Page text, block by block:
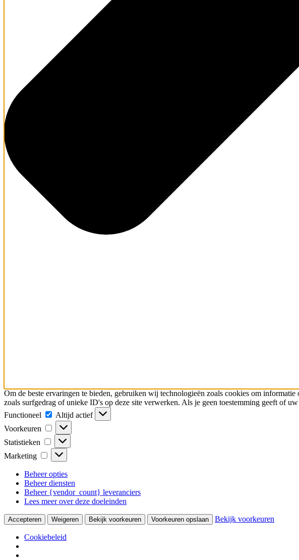
Om de beste ervaringen te bieden, gebruiken wij technologieën zoals cookies om
zoals surfgedrag of unieke ID's op deze site verwerken. Als je geen toestemming geeft of
Functioneel
Functioneel
Altijd actief
Voorkeuren
Voorkeuren
Statistieken Statistieken
Marketing Marketing
Beheer opties
Beheer diensten
Beheer {vendor_count} leveranciers
Lees meer over deze doeleinden
Accepteren Weigeren Bekijk voorkeuren Voorkeuren opslaan Bekijk voorkeuren
Cookiebeleid